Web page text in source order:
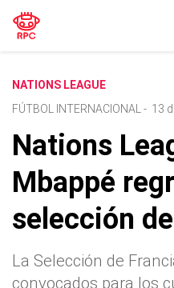
NATIONS LEAGUE
FÚTBOL INTERNACIONAL
- 13
Nations
Mbappé
selección
La Selección de
convocados para los